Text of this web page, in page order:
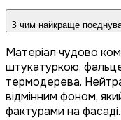
З чим найкраще
Матеріал чудово
штукатуркою,
термодерева.
відмінним фоном,
фактурами на фасаді.